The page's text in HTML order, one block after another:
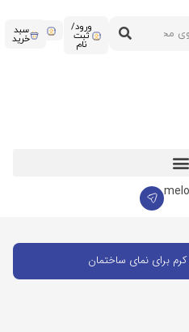
ورود/
ثبت
نام
سبد
خرید
برای نمای ساختمان